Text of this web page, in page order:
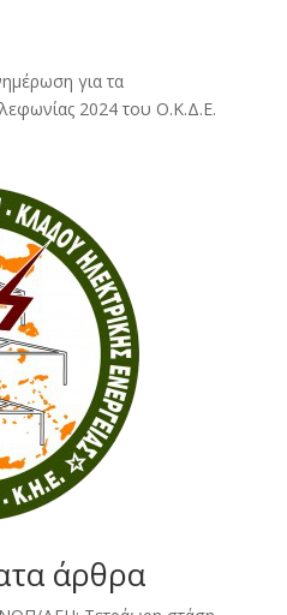
για τα
2024 του Ο.Κ.Δ.Ε.
άρθρα